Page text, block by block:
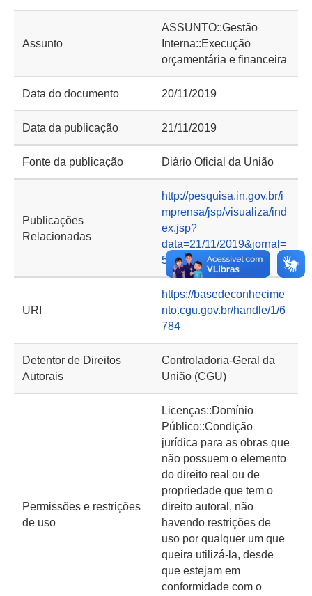
Assunto
ASSUNTO::Gestão
Interna::Execução
orçamentária e financeira
Data do documento 20/11/2019
Data da publicação 21/11/2019
Fonte da publicação Diário Oficial da União
Publicações
Relacionadas
http://pesquisa.in.gov.br/i
mprensa/jsp/visualiza/ind
ex.jsp?
data=21/11/2019&jornal=
530&pagina=121
URI
https://basedeconhecime
nto.cgu.gov.br/handle/1/6
784
Detentor de Direitos
Autorais
Controladoria-Geral da
União (CGU)
Permissões e restrições
de uso
Licenças::Domínio
Público::Condição
jurídica para as obras que
não possuem o elemento
do direito real ou de
propriedade que tem o
direito autoral, não
havendo restrições de
uso por qualquer um que
queira utilizá-la, desde
que estejam em
conformidade com o